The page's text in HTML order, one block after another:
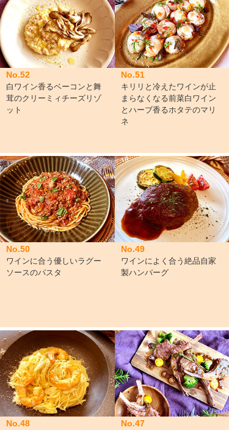
No.52
白ワイン香るベーコンと舞
茸のクリーミィチーズリゾ
ット
No.51
キリリと冷えたワインが止
まらなくなる前菜白ワイン
とハーブ香るホタテのマリ
ネ
No.50
ワインに合う優しいラグー
ソースのパスタ
No.49
ワインによく合う絶品自家
製ハンバーグ
No.48 No.47